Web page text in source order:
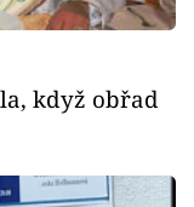
když obřad